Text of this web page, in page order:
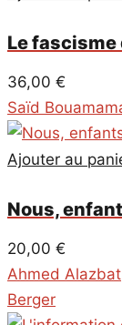
Le
36,00 €
Saïd
Ajouter au
Nous,
20,00 €
Ahmed Alazbat
Berger